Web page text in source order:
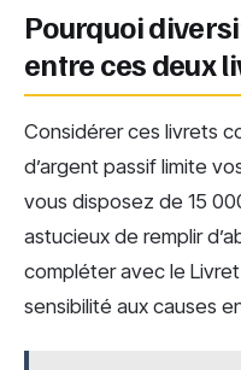
Pourquoi
entre ces deux
Considérer ces livrets
d’argent passif limite
vous disposez de 15
astucieux de remplir
compléter avec le
sensibilité aux causes